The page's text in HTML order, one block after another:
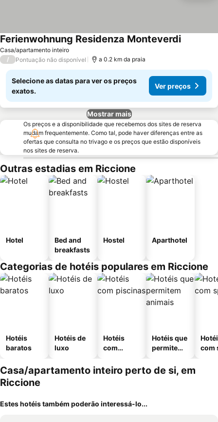
Casa/apartamento inteiro
Ferienwohnung Residenza Monteverdi
/ Pontuação não disponível a 0.2 km da praia
Selecione as datas para ver os preços
exatos.
Ver preços
Mostrar mais
Os preços e a disponibilidade que recebemos dos sites de reserva
mudam frequentemente. Como tal, pode haver diferenças entre as
ofertas que consulta no trivago e os preços que estão disponíveis
nos sites de reserva.
Outras estadias em Riccione
Hotel
Bed and
breakfasts
Hostel Aparthotel
Categorias de hotéis populares em Riccione
Hotéis
baratos
Hotéis de
luxo
Hotéis
com
Hotéis que
permitem
com
Casa/apartamento inteiro perto de si, em
Riccione
Estes hotéis também poderão interessá-lo...